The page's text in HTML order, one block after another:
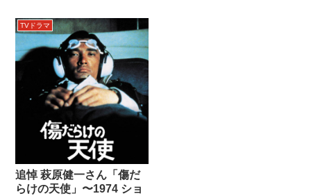
TVドラマ
追悼 萩原健一さん「傷だ
らけの天使」〜1974 ショ